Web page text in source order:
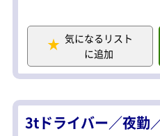
納品時は機械
楽チン♪
手積み手降ろ
にくいです！
(チルド：冷
納品)
◆走行距離：
◆エリア：さ
気になるリスト
に追加
3tドライバー／夜勤